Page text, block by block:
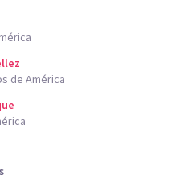
de América